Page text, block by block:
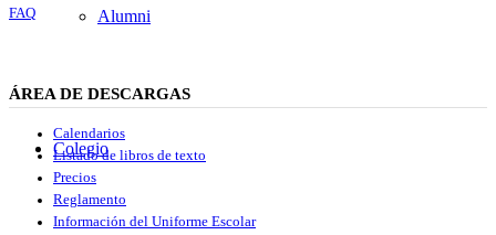
Alumni
Colegio
FAQ
ÁREA DE DESCARGAS
Calendarios
Listado de libros de texto
Precios
Reglamento
Información del Uniforme Escolar